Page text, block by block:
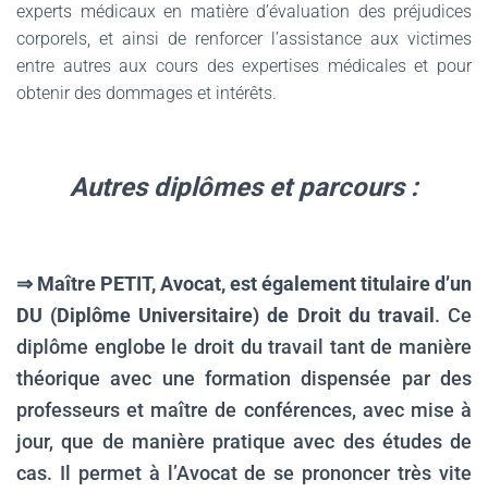
experts médicaux en matière d’évaluation des préjudices
corporels, et ainsi de renforcer l’assistance aux victimes
entre autres aux cours des expertises médicales et pour
obtenir des dommages et intérêts.
Autres diplômes et parcours :
⇒ Maître PETIT, Avocat, est également titulaire d’un
DU (Diplôme Universitaire) de Droit du travail . Ce
diplôme englobe le droit du travail tant de manière
théorique avec une formation dispensée par des
professeurs et maître de conférences, avec mise à
jour, que de manière pratique avec des études de
cas. Il permet à l’Avocat de se prononcer très vite